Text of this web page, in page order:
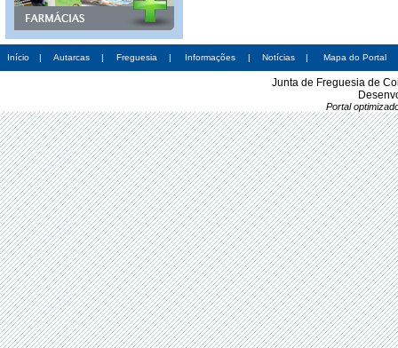
Início | Autarcas | Freguesia | Informações | Notícias | Mapa do Portal
Junta de Freguesia de
Portal